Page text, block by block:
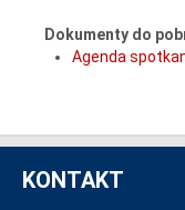
Dokumenty do
Agenda
KONTAKT